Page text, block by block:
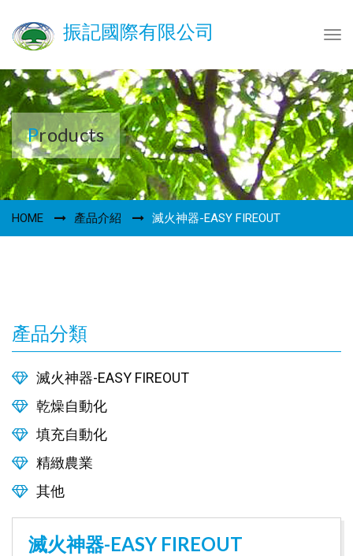
振記國際有限公司
Products
HOME 產品介紹 滅火神器-EASY FIREOUT
產品分類
滅火神器-EASY FIREOUT
乾燥自動化
填充自動化
精緻農業
其他
滅火神器-EASY FIREOUT